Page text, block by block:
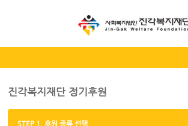
진각복지재단 정기후원
STEP 1. 후원 종류 선택